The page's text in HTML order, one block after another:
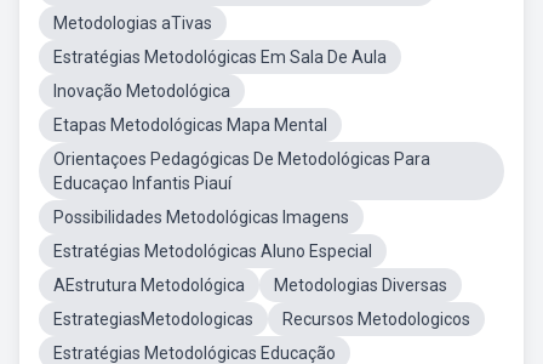
Metodologias aTivas
Estratégias Metodológicas Em Sala De Aula
Inovação Metodológica
Etapas Metodológicas Mapa Mental
Orientaçoes Pedagógicas De Metodológicas Para
Educaçao Infantis Piauí
Possibilidades Metodológicas Imagens
Estratégias Metodológicas Aluno Especial
AEstrutura Metodológica
Metodologias Diversas
EstrategiasMetodologicas
Recursos Metodologicos
Estratégias Metodológicas Educação